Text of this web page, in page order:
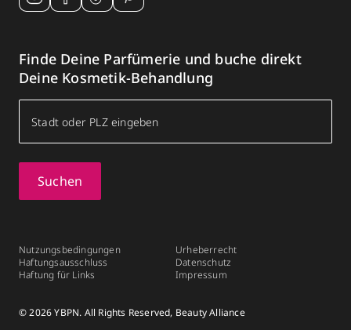
Finde Deine Parfümerie und buche direkt
Deine Kosmetik-Behandlung
Suchen
Nutzungsbedingungen
Haftungsausschluss
Haftung für Links
Urheberrecht
Datenschutz
Impressum
© 2026 YBPN. All Rights Reserved, Beauty Alliance